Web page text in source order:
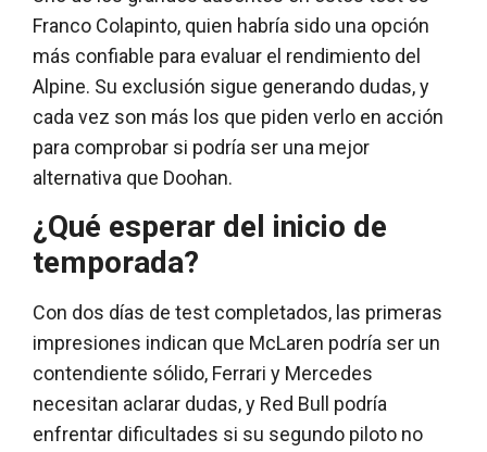
Franco Colapinto, quien habría sido una opción
más confiable para evaluar el rendimiento del
Alpine. Su exclusión sigue generando dudas, y
cada vez son más los que piden verlo en acción
para comprobar si podría ser una mejor
alternativa que Doohan.
¿Qué esperar del inicio de
temporada?
Con dos días de test completados, las primeras
impresiones indican que McLaren podría ser un
contendiente sólido, Ferrari y Mercedes
necesitan aclarar dudas, y Red Bull podría
enfrentar dificultades si su segundo piloto no